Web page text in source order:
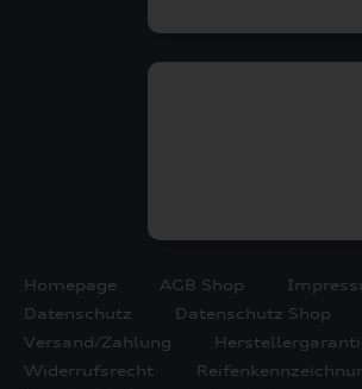
Homepage AGB Shop
Datenschutz
Datenschutz Shop
Versand/Zahlung
Widerrufsrecht